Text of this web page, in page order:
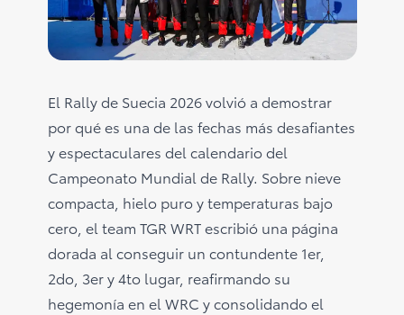
El Rally de Suecia 2026 volvió a demostrar
por qué es una de las fechas más desafiantes
y espectaculares del calendario del
Campeonato Mundial de Rally. Sobre nieve
compacta, hielo puro y temperaturas bajo
cero, el team TGR WRT escribió una página
dorada al conseguir un contundente 1er,
2do, 3er y 4to lugar, reafirmando su
hegemonía en el WRC y consolidando el